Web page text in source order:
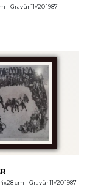
- Gravür 11//20 1987
cm - Gravür 11//20 1987